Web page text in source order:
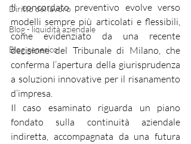
Diritto del lavoro
Blog - liquidità aziendale
Blog generico
Il concordato preventivo evolve verso
modelli sempre più articolati e flessibili,
come evidenziato da una recente
decisione del Tribunale di Milano, che
conferma l’apertura della giurisprudenza
a soluzioni innovative per il risanamento
d’impresa.
Il caso esaminato riguarda un piano
fondato sulla continuità aziendale
indiretta, accompagnata da una futura